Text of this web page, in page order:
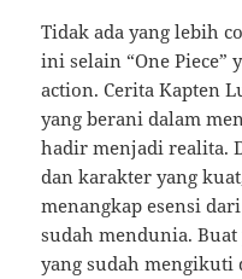
Tidak ada yang lebih
ini selain “One Piece”
action. Cerita Kapten
yang berani dalam
hadir menjadi realita.
dan karakter yang
menangkap esensi
sudah mendunia.
yang sudah mengikuti